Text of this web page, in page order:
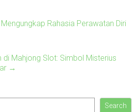
Rahasia Perawatan Diri
Mahjong Slot: Simbol Misterius
→
Search